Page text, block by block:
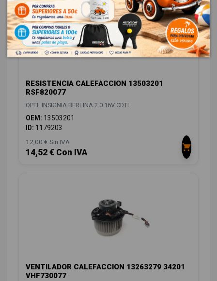
RESISTENCIA CALEFACCION 13503201
RSF820077
OPEL INSIGNIA BERLINA 2.0 16V CDTI
OEM: 13503201
ID: 1179203
12,00 € Sin IVA
14,52 € Con IVA
VENTILADOR CALEFACCION 13263279 34201
VHF730077